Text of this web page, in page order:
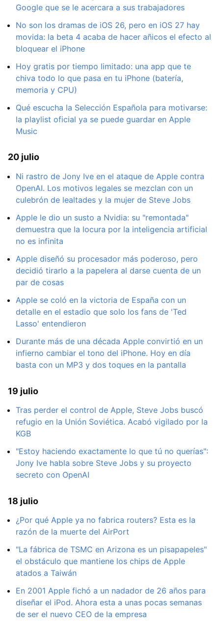
Google que se le acercara a sus trabajadores
No son los dramas de iOS 26, pero en iOS 27 hay
movida: la beta 4 acaba de hacer añicos el efecto al
bloquear el iPhone
Hoy gratis por tiempo limitado: una app que te
chiva todo lo que pasa en tu iPhone (batería,
memoria y CPU)
Qué escucha la Selección Española para motivarse:
la playlist oficial ya se puede guardar en Apple
Music
20 julio
Ni rastro de Jony Ive en el ataque de Apple contra
OpenAI. Los motivos legales se mezclan con un
culebrón de lealtades y la mujer de Steve Jobs
Apple le dio un susto a Nvidia: su "remontada"
demuestra que la locura por la inteligencia artificial
no es infinita
Apple diseñó su procesador más poderoso, pero
decidió tirarlo a la papelera al darse cuenta de un
par de cosas
Apple se coló en la victoria de España con un
detalle en el estadio que solo los fans de 'Ted
Lasso' entendieron
Durante más de una década Apple convirtió en un
infierno cambiar el tono del iPhone. Hoy en día
basta con un MP3 y dos toques en la pantalla
19 julio
Tras perder el control de Apple, Steve Jobs buscó
refugio en la Unión Soviética. Acabó vigilado por la
KGB
"Estoy haciendo exactamente lo que tú no querías":
Jony Ive habla sobre Steve Jobs y su proyecto
secreto con OpenAI
18 julio
¿Por qué Apple ya no fabrica routers? Esta es la
razón de la muerte del AirPort
"La fábrica de TSMC en Arizona es un pisapapeles"
el obstáculo que mantiene los chips de Apple
atados a Taiwán
En 2001 Apple fichó a un nadador de 26 años para
diseñar el iPod. Ahora esta a unas pocas semanas
de ser el nuevo CEO de la empresa